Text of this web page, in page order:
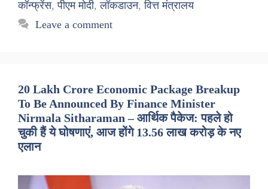
कॉन्फ्रेंस,पीएम मोदी,लॉकडाउन,वित्त मंत्रालय
Leave a comment
20 Lakh Crore Economic Package Breakup
To Be Announced By Finance Minister
Nirmala Sitharaman – आर्थिक पैकेज: पहले हो
चुकी हैं ये घोषणाएं, आज होंगे 13.56 लाख करोड़ के नए
एलान